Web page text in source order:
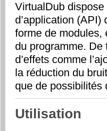
VirtualDub dispose
d’application (API)
forme de modules,
du programme.
d’effets comme
la réduction du
que de possibilités
Utilisation